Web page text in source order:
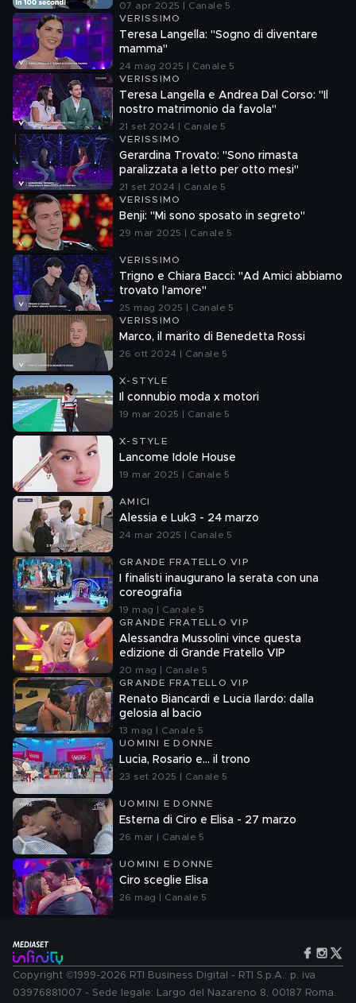
07 apr 2025 | Canale 5
VERISSIMO
Teresa Langella: "Sogno di diventare
mamma"
24 mag 2025 | Canale 5
VERISSIMO
Teresa Langella e Andrea Dal Corso: "Il
nostro matrimonio da favola"
21 set 2024 | Canale 5
VERISSIMO
Gerardina Trovato: "Sono rimasta
paralizzata a letto per otto mesi"
21 set 2024 | Canale 5
VERISSIMO
Benji: "Mi sono sposato in segreto"
29 mar 2025 | Canale 5
VERISSIMO
Trigno e Chiara Bacci: "Ad Amici abbiamo
trovato l'amore"
25 mag 2025 | Canale 5
VERISSIMO
Marco, il marito di Benedetta Rossi
26 ott 2024 | Canale 5
X-STYLE
Il connubio moda x motori
19 mar 2025 | Canale 5
X-STYLE
Lancome Idole House
19 mar 2025 | Canale 5
AMICI
Alessia e Luk3 - 24 marzo
24 mar 2025 | Canale 5
GRANDE FRATELLO VIP
I finalisti inaugurano la serata con una
coreografia
19 mag | Canale 5
GRANDE FRATELLO VIP
Alessandra Mussolini vince questa
edizione di Grande Fratello VIP
20 mag | Canale 5
GRANDE FRATELLO VIP
Renato Biancardi e Lucia Ilardo: dalla
gelosia al bacio
13 mag | Canale 5
UOMINI E DONNE
Lucia, Rosario e... il trono
23 set 2025 | Canale 5
UOMINI E DONNE
Esterna di Ciro e Elisa - 27 marzo
26 mar | Canale 5
UOMINI E DONNE
Ciro sceglie Elisa
26 mag | Canale 5
Copyright ©1999-2026 RTI Business Digital - RTI S.p.A.: p. iva
03976881007 - Sede legale: Largo del Nazareno 8, 00187 Roma.